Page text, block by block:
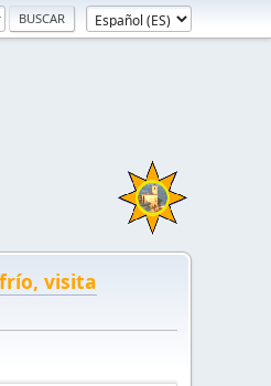
visita